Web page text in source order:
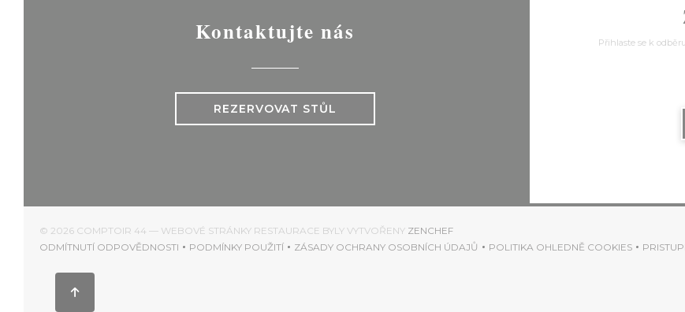
Kontaktujte nás
REZERVOVAT STŮL
Přihlaste se k
© 2026 COMPTOIR 44 — WEBOVÉ STRÁNKY RESTAURACE BYLY VYTVOŘENY ZENCHEF((OTEVŘE SE V NOVÉM OKNĚ))
ODMÍTNUTÍ ODPOVĚDNOSTI
((OTEVŘE SE V NOVÉM OKNĚ))
PODMÍNKY POUŽITÍ
((OTEVŘE SE V NOVÉM OKNĚ))
ZÁSADY OCHRANY OSOBNÍCH ÚDAJŮ
((OTEVŘE SE V NOVÉM OKNĚ))
POLITIKA OHLEDNĚ COOKIES
((OTEVŘE SE V NOVÉM